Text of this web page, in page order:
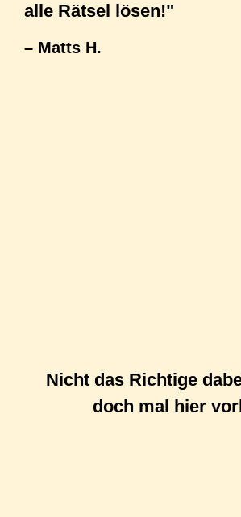
alle Rätsel lösen!"
– Matts H.
Nicht das Richtige
doch mal hier